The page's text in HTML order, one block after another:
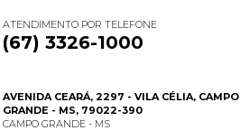
ATENDIMENTO POR TELEFONE
(67) 3326-1000
AVENIDA CEARÁ, 2297 - VILA CÉLIA, CAMPO
GRANDE - MS, 79022-390
CAMPO GRANDE - MS